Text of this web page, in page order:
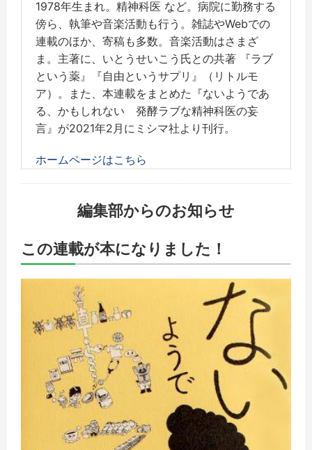
1978年生まれ。精神科医 など。病院に勤務する
傍ら、執筆や音楽活動も行う。雑誌やWebでの
連載のほか、寄稿も多数。音楽活動はさまざ
ま。主著に、いとうせいこう氏との共著 『ラブ
という薬』『自由というサプリ』（リトルモ
ア）。また、本連載をまとめた『ないようであ
る、かもしれない 発酵ラブな精神科医の妄
言』が2021年2月にミシマ社より刊行。
ホームページはこちら
編集部からのお知らせ
この連載が本になりました！